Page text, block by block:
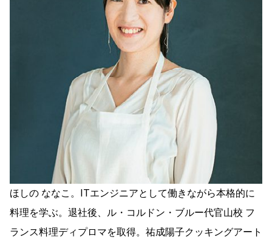
ほしの ななこ。ITエンジニアとして働きながら本格的に
料理を学ぶ。退社後、ル・コルドン・ブルー代官山校 フ
ランス料理ディプロマを取得。祐成陽子クッキングアート